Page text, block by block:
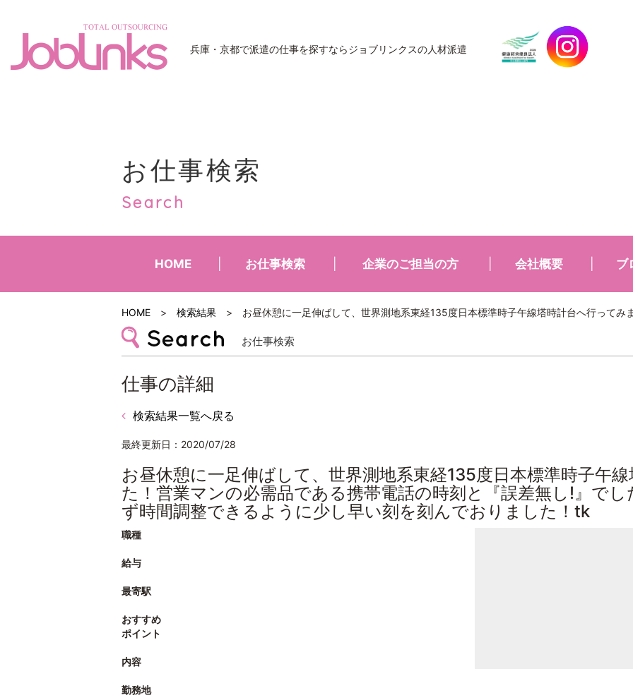
兵庫・京都で派遣の仕事を探すならジョブリンクスの人材派遣
お仕事検索
Search
HOME お仕事検索 企業のご担当の方 会社概要 ブ
HOME > 検索結果 > お昼休憩に一足伸ばして、世界測地系東経135度日本標準時子午線塔時計台へ行って
お仕事検索
仕事の詳細
検索結果一覧へ戻る
最終更新日：2020/07/28
お昼休憩に一足伸ばして、世界測地系東経135度日本標準時子午
た！営業マンの必需品である携帯電話の時刻と『誤差無し!』で
ず時間調整できるように少し早い刻を刻んでおりました！tk
職種
給与
最寄駅
おすすめ
ポイント
内容
勤務地